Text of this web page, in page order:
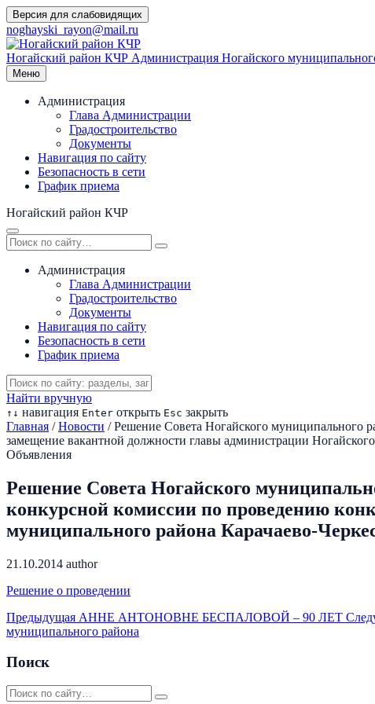
Перейти
к
содержимому
Версия для слабовидящих
noghayski_rayon@mail.ru
Ногайский район КЧР Администрация Ногайского
Меню
Администрация
Глава Администрации
Градостроительство
Документы
Навигация по сайту
Безопасность в сети
График приема
Ногайский район КЧР
Администрация
Глава Администрации
Градостроительство
Документы
Навигация по сайту
Безопасность в сети
График приема
Найти вручную
↑ ↓ навигация Enter открыть Esc закрыть
Главная / Новости / Решение Совета Ногайского муниципального
замещение вакантной должности главы администрации
Объявления
Решение Совета Ногайского
конкурсной комиссии по проведению
муниципального района Карачаево-
21.10.2014 author
Решение о проведении
Предыдущая АННЕ АНТОНОВНЕ БЕСПАЛОВОЙ – 90 ЛЕТ
муниципального района
Поиск